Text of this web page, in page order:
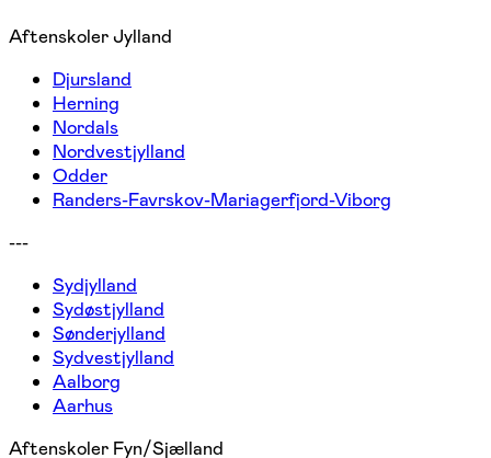
Aftenskoler Jylland
Djursland
Herning
Nordals
Nordvestjylland
Odder
Randers-Favrskov-Mariagerfjord-Viborg
---
Sydjylland
Sydøstjylland
Sønderjylland
Sydvestjylland
Aalborg
Aarhus
Aftenskoler Fyn/Sjælland